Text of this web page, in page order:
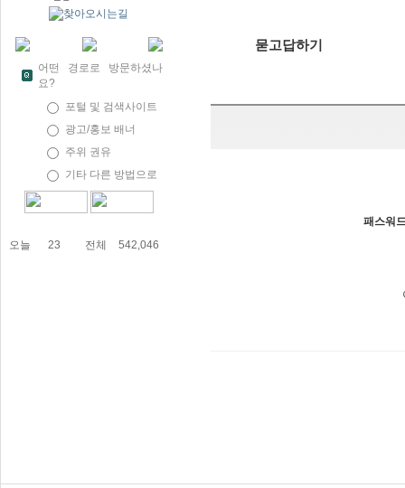
어떤 경로로 방문하셨나
요?
포털 및 검색사이트
광고/홍보 배너
주위 권유
기타 다른 방법으로
오늘 23 전체 542,046
묻고답하기
패스워